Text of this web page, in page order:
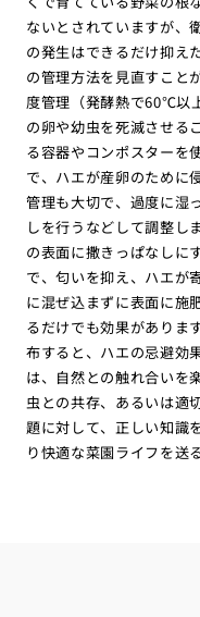
ないとされていますが、
の発生はできるだけ抑え
の管理方法を見直すこと
度管理（発酵熱で60℃以
の卵や幼虫を死滅させる
る容器やコンポスターを
で、ハエが産卵のために
管理も大切で、過度に湿
しを行うなどして調整し
の表面に撒きっぱなしに
で、匂いを抑え、ハエが
に混ぜ込まずに表面に施
るだけでも効果がありま
布すると、ハエの忌避効
は、自然との触れ合いを
虫との共存、あるいは適
題に対して、正しい知識
り快適な菜園ライフを送